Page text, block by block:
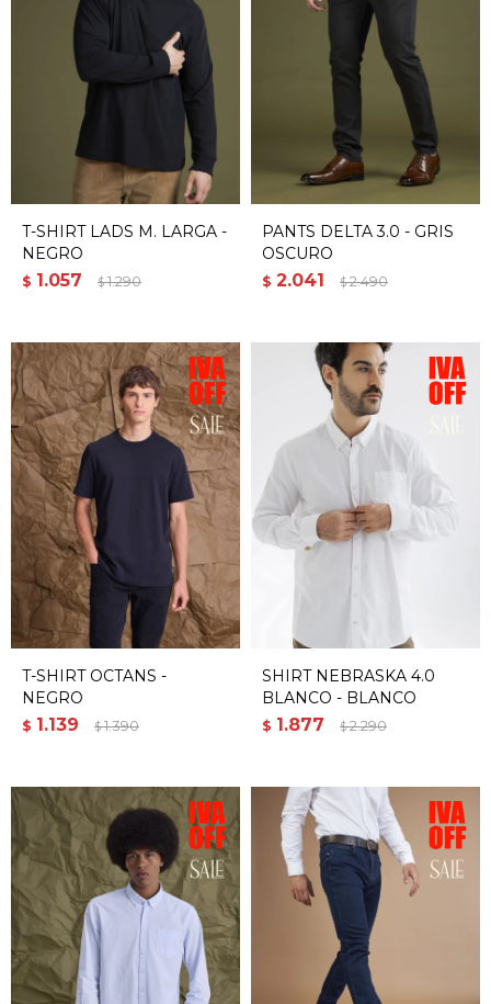
T-SHIRT LADS M. LARGA -
NEGRO
$ 1.057 $ 1.290
PANTS DELTA 3.0 - GRIS
OSCURO
$ 2.041 $ 2.490
T-SHIRT OCTANS -
NEGRO
$ 1.139 $ 1.390
SHIRT NEBRASKA 4.0
BLANCO - BLANCO
$ 1.877 $ 2.290